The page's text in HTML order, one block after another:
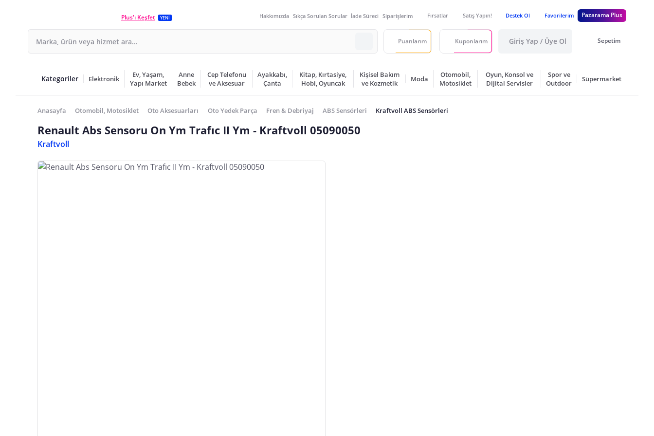
Plus'ı Keşfet YENİ Hakkımızda Sıkça Sorulan Sorular İade Süreci Siparişlerim Fırsatlar Satış Yapın! Destek Ol Favorilerim Pazarama Plus
Puanlarım Kuponlarım Giriş Yap / Üye Ol Sepetim
Kategoriler Elektronik
Ev, Yaşam,
Yapı Market
Anne
Bebek
Cep Telefonu
ve Aksesuar
Ayakkabı,
Çanta
Kitap, Kırtasiye,
Hobi, Oyuncak
Kişisel Bakım
ve Kozmetik
Moda
Otomobil,
Motosiklet
Oyun, Konsol ve
Dijital Servisler
Spor ve
Outdoor
Süpermarket
Anasayfa Otomobil, Motosiklet Oto Aksesuarları Oto Yedek Parça Fren & Debriyaj ABS Sensörleri Kraftvoll ABS Sensörleri
Renault Abs Sensoru On Ym Trafıc II Ym - Kraftvoll 05090050
Kraftvoll